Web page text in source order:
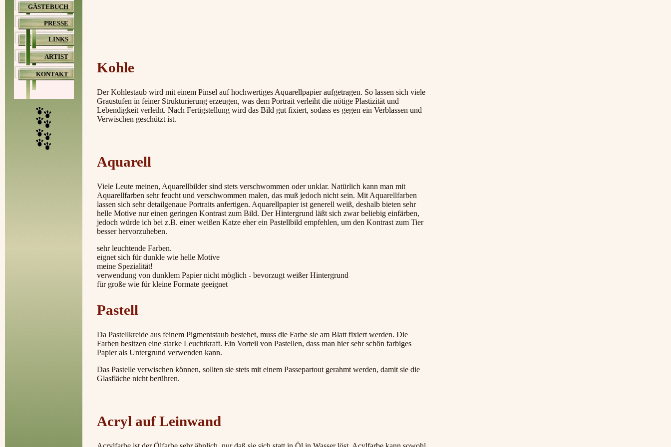
GÄSTEBUCH
PRESSE
LINKS
ARTIST
KONTAKT Kohle
Der Kohlestaub wird mit einem Pinsel auf hochwertiges Aquarellpapier aufgetragen. So lassen sich viele
Graustufen in feiner Strukturierung erzeugen, was dem Portrait verleiht die nötige Plastizität und
Lebendigkeit verleiht. Nach Fertigstellung wird das Bild gut fixiert, sodass es gegen ein Verblassen und
Verwischen geschützt ist.
Aquarell
Viele Leute meinen, Aquarellbilder sind stets verschwommen oder unklar. Natürlich kann man mit
Aquarellfarben sehr feucht und verschwommen malen, das muß jedoch nicht sein. Mit Aquarellfarben
lassen sich sehr detailgenaue Portraits anfertigen. Aquarellpapier ist generell weiß, deshalb bieten sehr
helle Motive nur einen geringen Kontrast zum Bild. Der Hintergrund läßt sich zwar beliebig einfärben,
jedoch würde ich bei z.B. einer weißen Katze eher ein Pastellbild empfehlen, um den Kontrast zum Tier
besser hervorzuheben.
sehr leuchtende Farben.
eignet sich für dunkle wie helle Motive
meine Spezialität!
verwendung von dunklem Papier nicht möglich - bevorzugt weißer Hintergrund
für große wie für kleine Formate geeignet
Pastell
Da Pastellkreide aus feinem Pigmentstaub bestehet, muss die Farbe sie am Blatt fixiert werden. Die
Farben besitzen eine starke Leuchtkraft. Ein Vorteil von Pastellen, dass man hier sehr schön farbiges
Papier als Untergrund verwenden kann.
Das Pastelle verwischen können, sollten sie stets mit einem Passepartout gerahmt werden, damit sie die
Glasfläche nicht berühren.
Acryl auf Leinwand